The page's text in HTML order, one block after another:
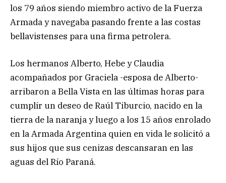
los 79 años siendo miembro activo de la Fuerza
Armada y navegaba pasando frente a las costas
bellavistenses para una firma petrolera.
Los hermanos Alberto, Hebe y Claudia
acompañados por Graciela -esposa de Alberto-
arribaron a Bella Vista en las últimas horas para
cumplir un deseo de Raúl Tiburcio, nacido en la
tierra de la naranja y luego a los 15 años enrolado
en la Armada Argentina quien en vida le solicitó a
sus hijos que sus cenizas descansaran en las
aguas del Río Paraná.